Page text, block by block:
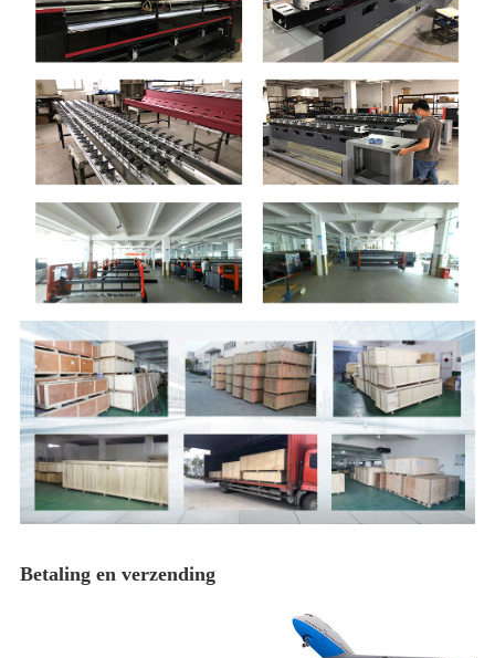
Betaling en verzending